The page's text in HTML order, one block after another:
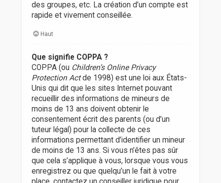
des groupes, etc. La création d’un compte est
rapide et vivement conseillée.
Haut
Que signifie COPPA ?
COPPA (ou Children’s Online Privacy
Protection Actde 1998) est une loi aux États-
Unis qui dit que les sites Internet pouvant
recueillir des informations de mineurs de
moins de 13 ans doivent obtenir le
consentement écrit des parents (ou d’un
tuteur légal) pour la collecte de ces
informations permettant d’identifier un mineur
de moins de 13 ans. Si vous n’êtes pas sûr
que cela s’applique à vous, lorsque vous vous
enregistrez ou que quelqu’un le fait à votre